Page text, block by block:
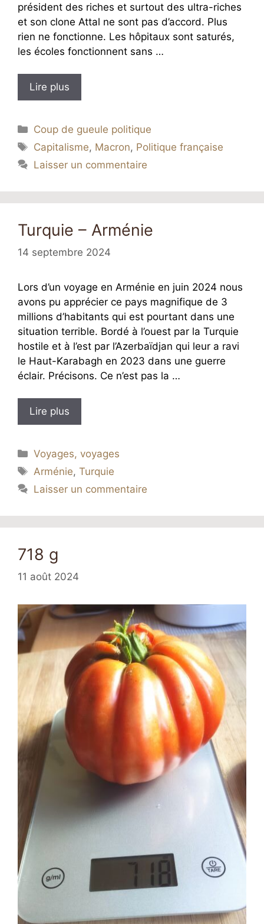
président des riches et surtout des ultra-riches
et son clone Attal ne sont pas d’accord. Plus
rien ne fonctionne. Les hôpitaux sont saturés,
les écoles fonctionnent sans …
Lire plus
Catégories
Coup de gueule politique
Étiquettes
Capitalisme, Macron, Politique française
Laisser un commentaire
Turquie – Arménie
14 septembre 2024
Lors d’un voyage en Arménie en juin 2024 nous
avons pu apprécier ce pays magnifique de 3
millions d’habitants qui est pourtant dans une
situation terrible. Bordé à l’ouest par la Turquie
hostile et à l’est par l’Azerbaïdjan qui leur a ravi
le Haut-Karabagh en 2023 dans une guerre
éclair. Précisons. Ce n’est pas la …
Lire plus
Catégories
Voyages, voyages
Étiquettes
Arménie,Turquie
Laisser un commentaire
718 g
11 août 2024